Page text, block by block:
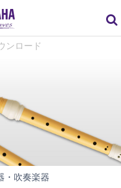
ンロード
・吹奏楽器